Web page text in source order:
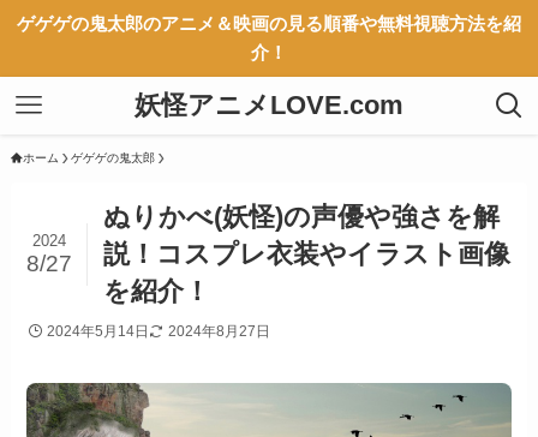
ゲゲゲの鬼太郎のアニメ＆映画の見る順番や無料視聴方法を紹
介！
妖怪アニメLOVE.com
ホーム ゲゲゲの鬼太郎
ぬりかべ(妖怪)の声優や強さを解
説！コスプレ衣装やイラスト画像
を紹介！
2024
8/27
2024年5月14日 2024年8月27日